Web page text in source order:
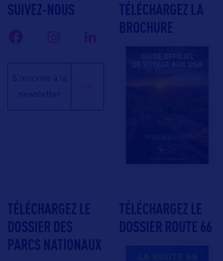
SUIVEZ-NOUS
S'inscrire à la
newsletter
TÉLÉCHARGEZ LA
BROCHURE
TÉLÉCHARGEZ LE
DOSSIER DES
PARCS NATIONAUX
TÉLÉCHARGEZ LE
DOSSIER ROUTE 66